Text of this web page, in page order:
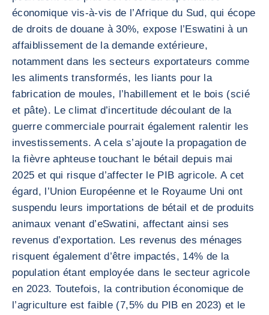
économique vis-à-vis de l’Afrique du Sud, qui écope
de droits de douane à 30%, expose l’Eswatini à un
affaiblissement de la demande extérieure,
notamment dans les secteurs exportateurs comme
les aliments transformés, les liants pour la
fabrication de moules, l’habillement et le bois (scié
et pâte). Le climat d’incertitude découlant de la
guerre commerciale pourrait également ralentir les
investissements. A cela s’ajoute la propagation de
la fièvre aphteuse touchant le bétail depuis mai
2025 et qui risque d’affecter le PIB agricole. A cet
égard, l’Union Européenne et le Royaume Uni ont
suspendu leurs importations de bétail et de produits
animaux venant d’eSwatini, affectant ainsi ses
revenus d’exportation. Les revenus des ménages
risquent également d’être impactés, 14% de la
population étant employée dans le secteur agricole
en 2023. Toutefois, la contribution économique de
l’agriculture est faible (7,5% du PIB en 2023) et le